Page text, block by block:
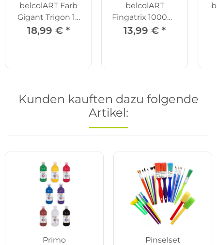
belcolART Farb
Gigant Trigon 12
Stifte zyklam
18,99 € *
belcolART
Fingatrix 1000ml
weiss
13,99 € *
Kunden kauften dazu folgende
Artikel:
Primo
Pinselset